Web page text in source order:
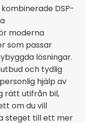
DSP-
moderna
som passar
lösningar.
och tydlig
hjälp av
rätt utifrån bil,
om du vill
steget till ett mer